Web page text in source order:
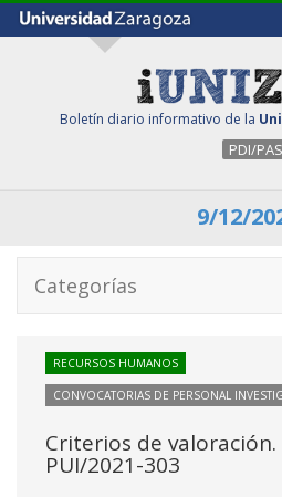
Boletín diario informativo de la
PDI/PAS
9/12/
Categorías
RECURSOS HUMANOS
CONVOCATORIAS DE PERSONAL
Criterios de
PUI/2021-303